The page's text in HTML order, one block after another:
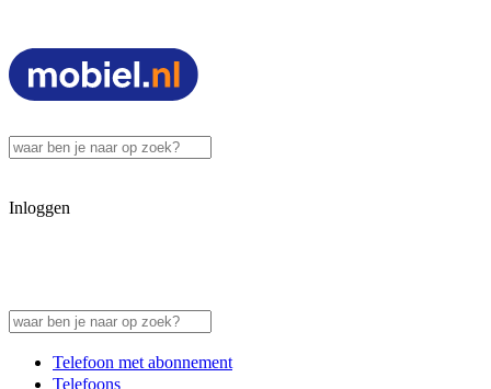
Inloggen
Telefoon met abonnement
Telefoons